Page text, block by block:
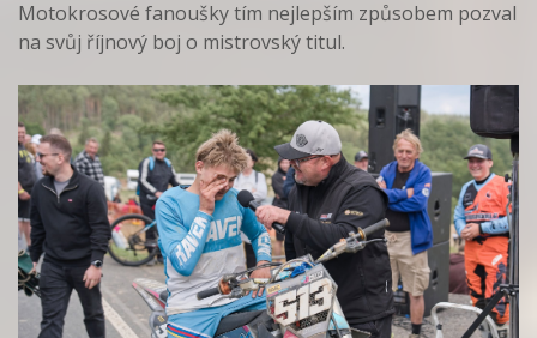
Motokrosové fanoušky tím nejlepším způsobem pozval
na svůj říjnový boj o mistrovský titul.